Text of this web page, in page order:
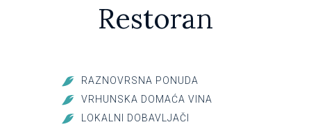
Restoran
RAZNOVRSNA PONUDA
VRHUNSKA DOMAĆA VINA
LOKALNI DOBAVLJAČI